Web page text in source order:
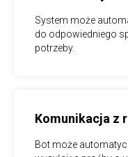
System może
do odpowiedniego
potrzeby.
Komunikacja z
Bot może